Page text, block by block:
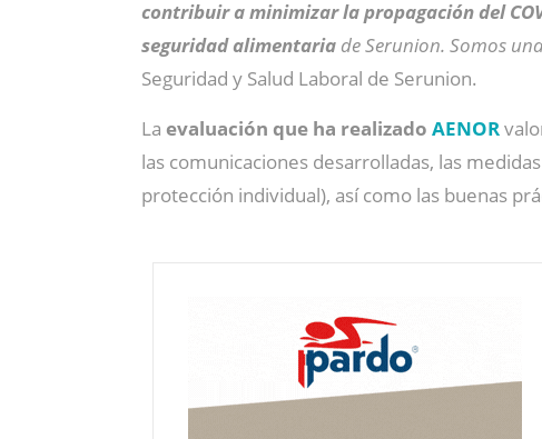
contribuir a minimizar la propagación del
seguridad alimentaria de Serunion. Somos
Seguridad y Salud Laboral de Serunion.
La evaluación que ha realizado AENOR
las comunicaciones desarrolladas, las
protección individual), así como las buenas